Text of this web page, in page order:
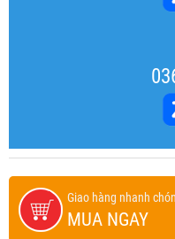
Giao hàng nhanh
MUA NGAY